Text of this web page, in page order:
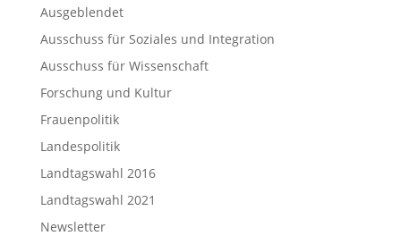
Ausgeblendet
Ausschuss für Soziales und Integration
Ausschuss für Wissenschaft
Forschung und Kultur
Frauenpolitik
Landespolitik
Landtagswahl 2016
Landtagswahl 2021
Newsletter